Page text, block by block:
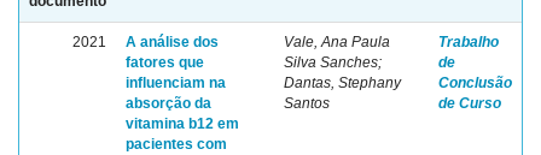
2021
A análise dos
fatores que
influenciam na
absorção da
vitamina b12 em
pacientes com
Vale, Ana Paula
Silva Sanches;
Dantas, Stephany
Santos
Trabalho
de
Conclusão
de Curso